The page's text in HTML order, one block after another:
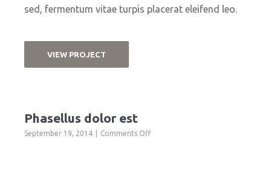
sed, fermentum vitae turpis placerat eleifend leo.
VIEW PROJECT
Phasellus dolor est
September 19, 2014 Comments Offon